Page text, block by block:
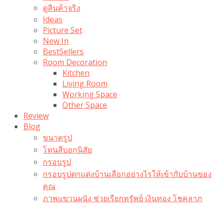
ดูสินค้าจริง
Ideas
Picture Set
New In
BestSellers
Room Decoration
Kitchen
Living Room
Working Space
Other Space
Review
Blog
ขนาดรูป
โทนสีบอกนิสัย
กรอบรูป
กรอบรูปตกแต่งบ้านเลือกอย่างไรให้เข้ากับบ้านของ
คุณ
ภาพแขวนผนัง ช่วยเรียกทรัพย์ เงินทอง โชคลาภ